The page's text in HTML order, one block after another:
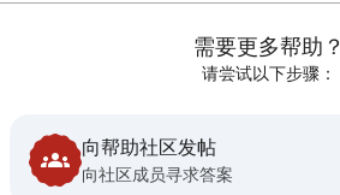
需要更多帮助？
请尝试以下步骤：
向帮助社区发帖
向社区成员寻求答案